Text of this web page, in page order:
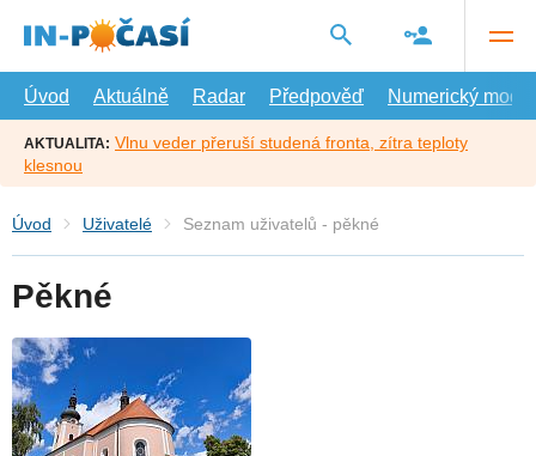
hlavní
Úvod
Aktuálně Radar Předpověď Numerický model
AKTUALITA: Vlnu veder přeruší studená fronta, zítra teploty
klesnou
Úvod Uživatelé Seznam uživatelů - pěkné
Pěkné